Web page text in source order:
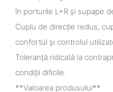
în porturile L+R și supape
Cuplu de direcție redus,
confortul și controlul
Toleranță ridicată la
condiții dificile.
**Valoarea produsului**